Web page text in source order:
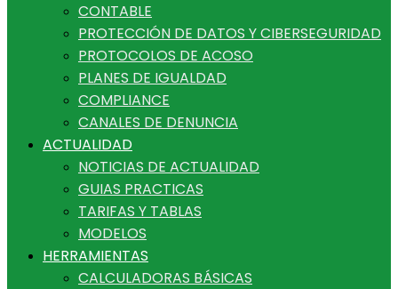
CONTABLE
PROTECCIÓN DE DATOS Y CIBERSEGURIDAD
PROTOCOLOS DE ACOSO
PLANES DE IGUALDAD
COMPLIANCE
CANALES DE DENUNCIA
ACTUALIDAD
NOTICIAS DE ACTUALIDAD
GUIAS PRACTICAS
TARIFAS Y TABLAS
MODELOS
HERRAMIENTAS
CALCULADORAS BÁSICAS